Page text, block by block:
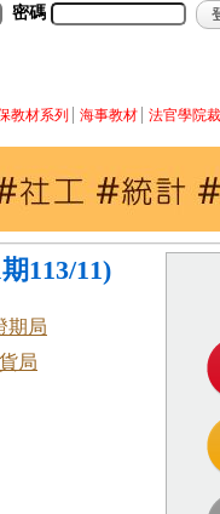
密碼
教材系列 海事教材 法官學院
113/11)
期局
局